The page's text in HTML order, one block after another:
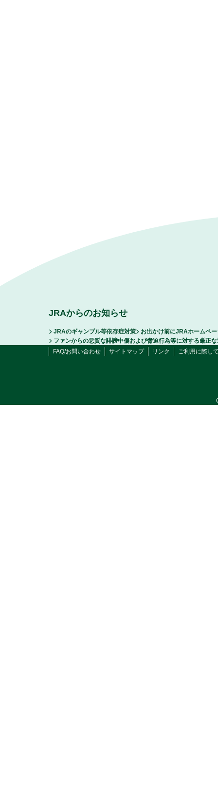
JRAからのお知らせ
JRAのギャンブル等依存症対策
お出かけ前にJRAホームペ
ファンからの悪質な誹謗中傷および脅迫行為等に対する厳正
FAQ/お問い合わせ
サイトマップ リンク ご利用に際し